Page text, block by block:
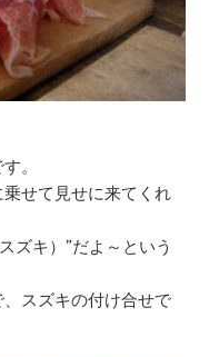
。
せて見せに来てくれ
ズキ）”だよ～という
スズキの付け合せで